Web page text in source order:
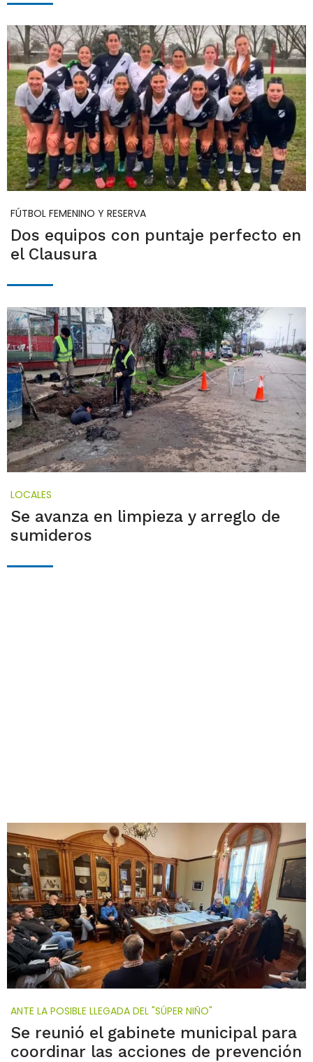
FÚTBOL FEMENINO Y RESERVA
Dos equipos con puntaje perfecto en
el Clausura
LOCALES
Se avanza en limpieza y arreglo de
sumideros
ANTE LA POSIBLE LLEGADA DEL "SÚPER NIÑO"
Se reunió el gabinete municipal para
coordinar las acciones de prevención